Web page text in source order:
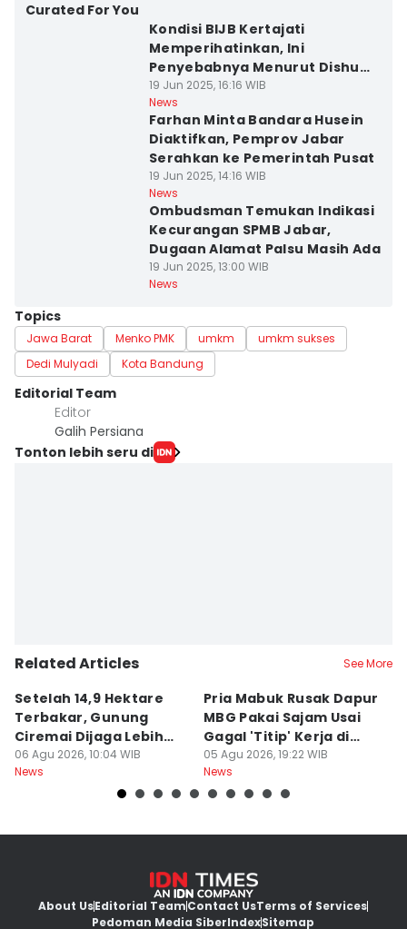
Curated For You
Kondisi BIJB Kertajati
Memperihatinkan, Ini
Penyebabnya Menurut Dishub
Jabar
19 Jun 2025, 16:16 WIB
News
Farhan Minta Bandara Husein
Diaktifkan, Pemprov Jabar
Serahkan ke Pemerintah Pusat
19 Jun 2025, 14:16 WIB
News
Ombudsman Temukan Indikasi
Kecurangan SPMB Jabar,
Dugaan Alamat Palsu Masih Ada
19 Jun 2025, 13:00 WIB
News
Topics
Jawa Barat Menko PMK umkm
umkm sukses
Dedi Mulyadi
Kota Bandung
Editorial Team
Editor
Galih Persiana
Tonton lebih seru di
Related Articles See More
Setelah 14,9 Hektare
Terbakar, Gunung
Ciremai Dijaga Lebih
Ketat
06 Agu 2026, 10:04 WIB
News
Pria Mabuk Rusak Dapur
MBG Pakai Sajam Usai
Gagal 'Titip' Kerja di
Sukabumi
05 Agu 2026, 19:22 WIB
News
About UsEditorial TeamContact UsTerms of Services
Pedoman Media SiberIndexSitemap